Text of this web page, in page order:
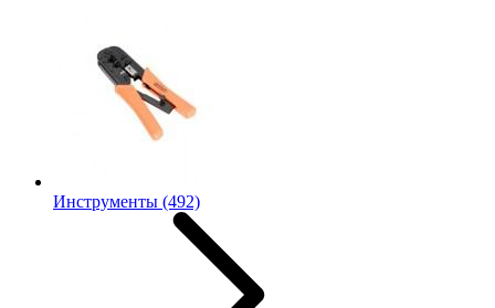
Инструменты (492)